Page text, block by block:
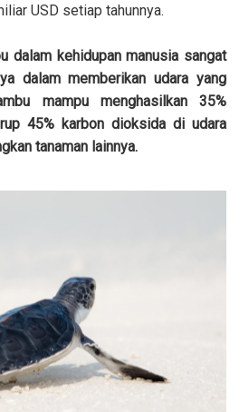
USD setiap tahunnya.
dalam kehidupan manusia sangat
dalam memberikan udara yang
mampu menghasilkan 35%
45% karbon dioksida di udara
tanaman lainnya.